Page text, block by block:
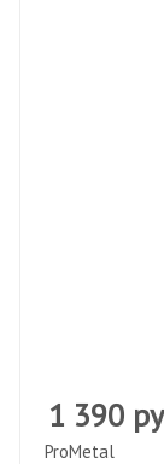
1 390
ProMetal